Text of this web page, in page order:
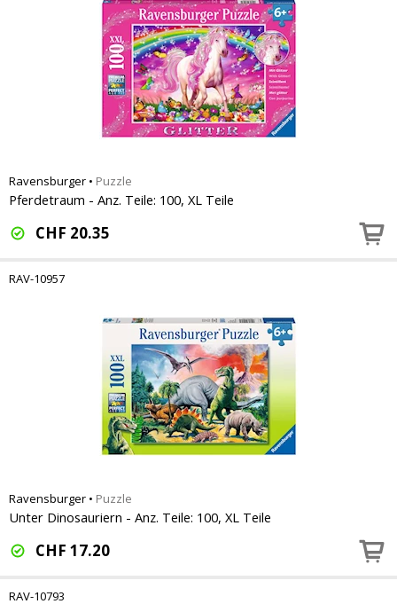
Ravensburger • Puzzle
Pferdetraum - Anz. Teile: 100, XL Teile
CHF 20.35
RAV-10957
Ravensburger • Puzzle
Unter Dinosauriern - Anz. Teile: 100, XL Teile
CHF 17.20
RAV-10793